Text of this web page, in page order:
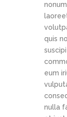
quis
eum
nulla